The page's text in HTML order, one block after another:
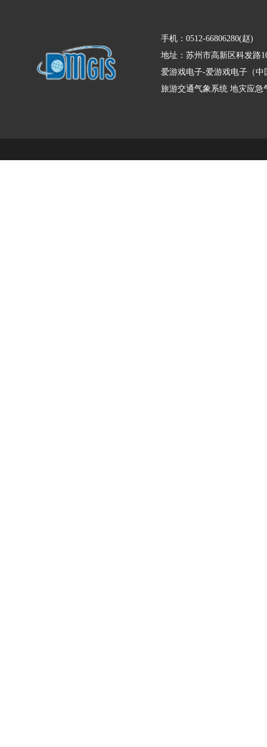
手机：0512-66806280(赵)
地址：苏州市高新区科发路
爱游戏电子-爱游戏电子（
旅游交通气象系统 地灾应急